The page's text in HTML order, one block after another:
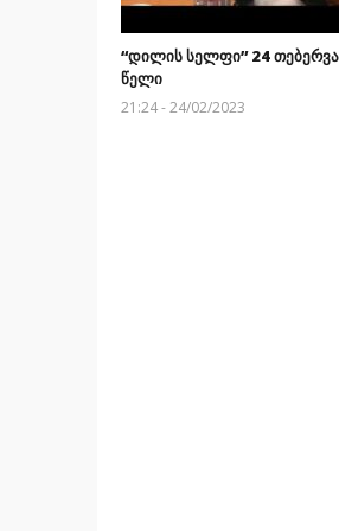
“დილის სელფი” 24
წელი
21:24 - 24/02/2023